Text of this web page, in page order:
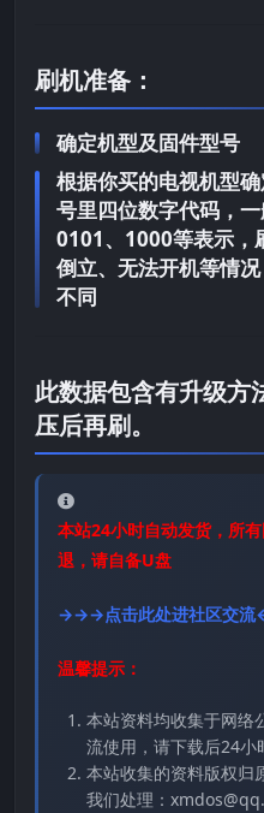
刷机准备：
确定机型及固件型号
根据你买的电视机型
号里四位数字代码，
0101、1000等表示，
倒立、无法开机等情
不同
此数据包含有升级方
压后再刷。
本站24小时自动发货，所
退，请自备U盘
→→→点击此处进社区交
温馨提示：
本站资料均收集于网络
流使用，请下载后24小
本站收集的资料版权归
我们处理：